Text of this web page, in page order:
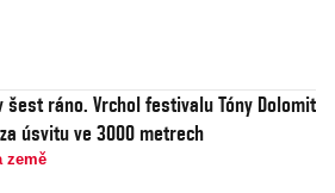
šest ráno. Vrchol festivalu Tóny Dolomit
úsvitu ve 3000 metrech
země